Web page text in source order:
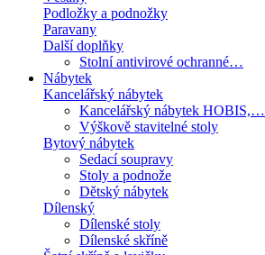
Podložky a podnožky
Paravany
Další doplňky
Stolní antivirové ochranné…
Nábytek
Kancelářský nábytek
Kancelářský nábytek HOBIS,…
Výškově stavitelné stoly
Bytový nábytek
Sedací soupravy
Stoly a podnože
Dětský nábytek
Dílenský
Dílenské stoly
Dílenské skříně